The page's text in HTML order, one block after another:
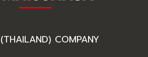
COMPANY